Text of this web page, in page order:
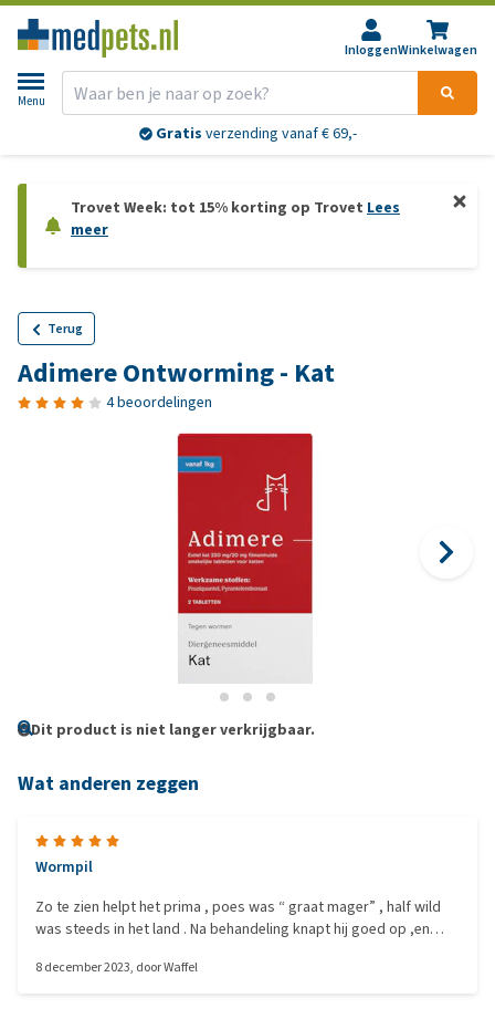
InloggenWinkelwagen
Menu
Gratis verzending vanaf € 69,-
Trovet Week: tot 15% korting op Trovet Lees
meer
Terug
Adimere Ontworming - Kat
4 beoordelingen
Dit product is niet langer verkrijgbaar.
Wat anderen zeggen
Wormpil
Zo te zien helpt het prima , poes was “ graat mager” , half wild
was steeds in het land . Na behandeling knapt hij goed op ,en
8 december 2023, doorWaffel